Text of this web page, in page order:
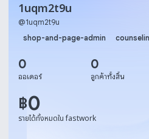
1uqm2t9u
@1uqm2t9u
shop-and-page-admin
0
ออเดอร์
0
ลูกค้าทั้งสิ้น
฿0
รายได้ทั้งหมดใน fastwork